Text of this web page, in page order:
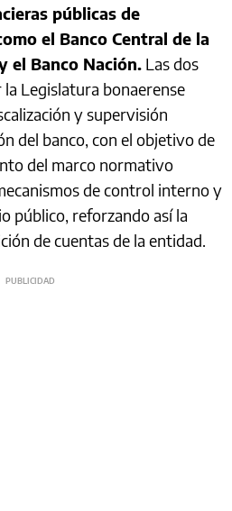
públicas de
el Banco Central de la
el Banco Nación. Las dos
Legislatura bonaerense
y supervisión
del banco, con el objetivo de
del marco normativo
de control interno y
público, reforzando así la
de cuentas de la entidad.